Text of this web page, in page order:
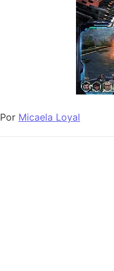
Por Micaela Loyal